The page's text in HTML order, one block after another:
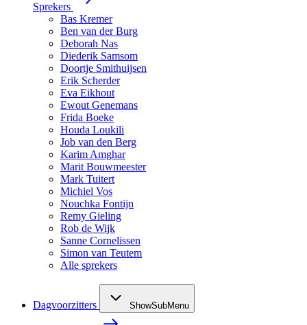
Sprekers
Bas Kremer
Ben van der Burg
Deborah Nas
Diederik Samsom
Doortje Smithuijsen
Erik Scherder
Eva Eikhout
Ewout Genemans
Frida Boeke
Houda Loukili
Job van den Berg
Karim Amghar
Marit Bouwmeester
Mark Tuitert
Michiel Vos
Nouchka Fontijn
Remy Gieling
Rob de Wijk
Sanne Cornelissen
Simon van Teutem
Alle sprekers
Dagvoorzitters ShowSubMenu